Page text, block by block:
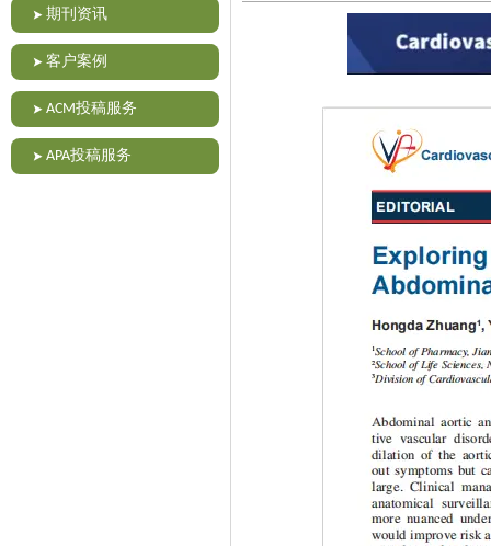
期刊资讯
客户案例
ACM投稿服务
APA投稿服务